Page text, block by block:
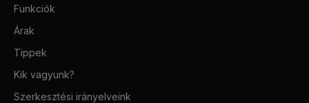
Funkciók
Árak
Tippek
Kik vagyunk?
Szerkesztési irányelveink